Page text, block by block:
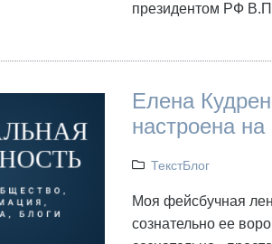
президентом РФ
Елена
настроена на
ТекстБлог
Моя фейсбучная
сознательно ее